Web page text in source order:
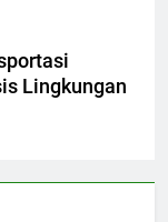
Lingkungan